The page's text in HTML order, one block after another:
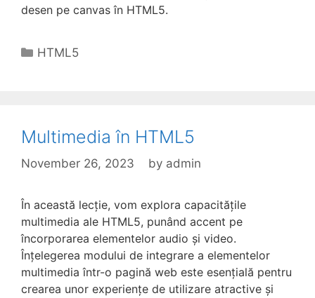
desen pe canvas în HTML5.
Categories
HTML5
Multimedia în HTML5
November 26, 2023 by admin
În această lecție, vom explora capacitățile
multimedia ale HTML5, punând accent pe
încorporarea elementelor audio și video.
Înțelegerea modului de integrare a elementelor
multimedia într-o pagină web este esențială pentru
crearea unor experiențe de utilizare atractive și